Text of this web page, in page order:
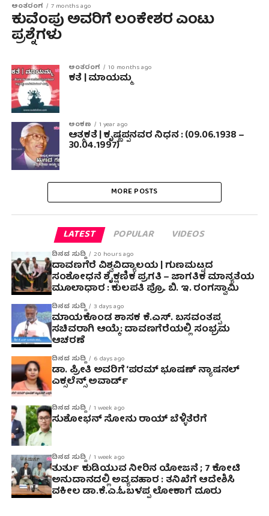
ಅಂತರಂಗ 7 months ago
ಕುವೆಂಪು ಅವರಿಗೆ ಲಂಕೇಶರ ಎಂಟು
ಪ್ರಶ್ನೆಗಳು
ಅಂತರಂಗ 10 months ago
ಕತೆ | ಮಾಯಮ್ಮ
ಅಂಕಣ 1 year ago
ಆತ್ಮಕತೆ | ಕೃಷ್ಣಪ್ಪನವರ ನಿಧನ : (09.06.1938 –
30.04.1997)
MORE POSTS
LATEST POPULAR VIDEOS
ದಿನದ ಸುದ್ದಿ 20 hours ago
ದಾವಣಗೆರೆ ವಿಶ್ವವಿದ್ಯಾಲಯ | ಗುಣಮಟ್ಟದ
ಸಂಶೋಧನೆ ಶೈಕ್ಷಣಿಕ ಪ್ರಗತಿ – ಜಾಗತಿಕ ಮಾನ್ಯತೆಯ
ಮೂಲಾಧಾರ : ಕುಲಪತಿ ಪ್ರೊ. ಬಿ. ಇ. ರಂಗಸ್ವಾಮಿ
ದಿನದ ಸುದ್ದಿ 3 days ago
ಮಾಯಕೊಂಡ ಶಾಸಕ ಕೆ.ಎಸ್. ಬಸವಂತಪ್ಪ
ಸಚಿವರಾಗಿ ಆಯ್ಕೆ: ದಾವಣಗೆರೆಯಲ್ಲಿ ಸಂಭ್ರಮ
ಆಚರಣೆ
ದಿನದ ಸುದ್ದಿ 6 days ago
ಡಾ. ಪ್ರೀತಿ ಅವರಿಗೆ ‘ಪರಮ್ ಭೂಷಣ್ ನ್ಯಾಷನಲ್
ಎಕ್ಸಲೆನ್ಸ್ ಅವಾರ್ಡ್
ದಿನದ ಸುದ್ದಿ 1 week ago
ಸುಶೋಭನ್ ಸೋನು ರಾಯ್ ಬೆಳ್ಳಿತೆರೆಗೆ
ದಿನದ ಸುದ್ದಿ 1 week ago
ತುರ್ತು ಕುಡಿಯುವ ನೀರಿನ ಯೋಜನೆ ; 7 ಕೋಟಿ
ಅನುದಾನದಲ್ಲಿ ಅವ್ಯವಹಾರ : ತನಿಖೆಗೆ ಆದೇಶಿಸಿ
ವಕೀಲ ಡಾ‌.ಕೆ.ಎ.ಓಬಳಪ್ಪ ಲೋಕಾಗೆ ದೂರು